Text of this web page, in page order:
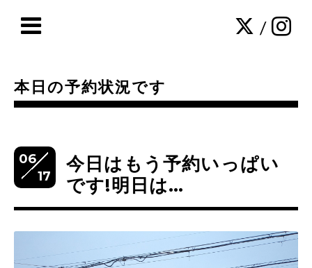
/
本日の予約状況です
06
17
今日はもう予約いっぱい
です!明日は…